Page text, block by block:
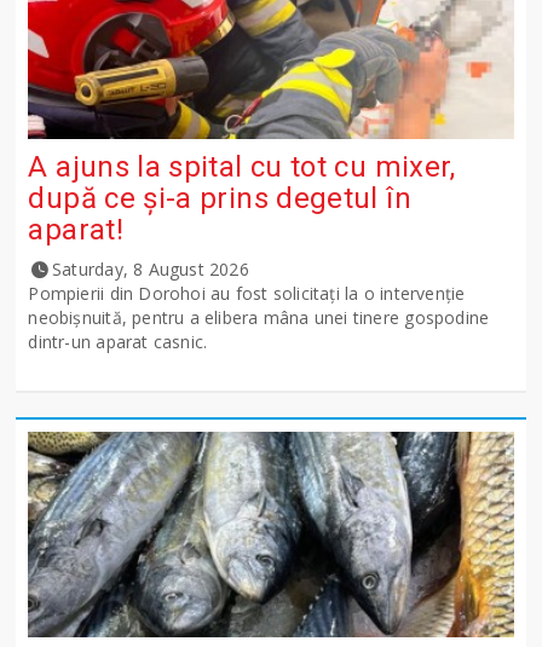
A ajuns la spital cu tot cu mixer,
după ce și-a prins degetul în
aparat!
Saturday, 8 August 2026
Pompierii din Dorohoi au fost solicitați la o intervenție
neobișnuită, pentru a elibera mâna unei tinere gospodine
dintr-un aparat casnic.